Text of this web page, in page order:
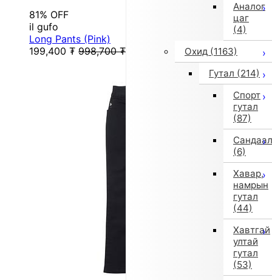
Аналог
цаг
(4)
Охид (1163)
Гутал (214)
Спорт
гутал
(87)
Сандаал
(6)
Хавар,
намрын
гутал
(44)
Хавтгай
ултай
гутал
(53)
81% OFF
il gufo
Long Pants (Pink)
199,400 ₮ 998,700 ₮